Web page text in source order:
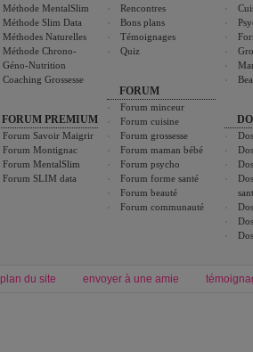
Méthode MentalSlim
Méthode Slim Data
Méthodes Naturelles
Méthode Chrono-
Géno-Nutrition
Coaching Grossesse
FORUM PREMIUM
Forum Savoir Maigrir
Forum Montignac
Forum MentalSlim
Forum SLIM data
Rencontres
Bons plans
Témoignages
Quiz
FORUM
Forum minceur
Forum cuisine
Forum grossesse
Forum maman bébé
Forum psycho
Forum forme santé
Forum beauté
Forum communauté
plan du site envoyer à une amie